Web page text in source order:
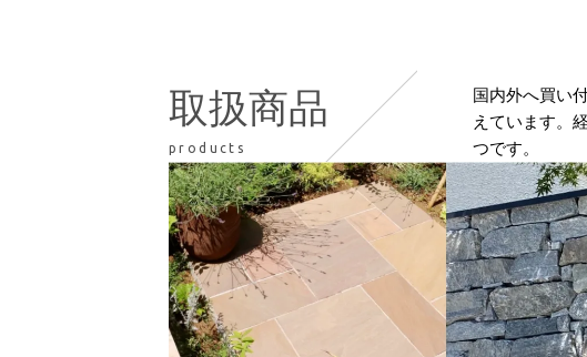
取扱商品
products
国内外へ買い
えています。
つです。